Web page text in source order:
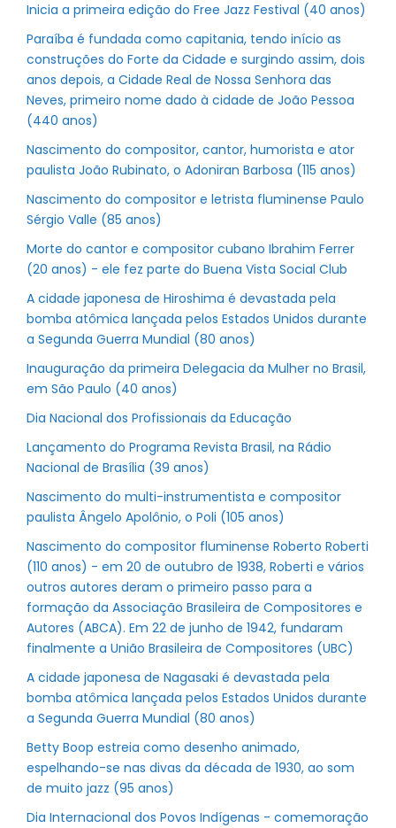
Inicia a primeira edição do Free Jazz Festival (40 anos)
Paraíba é fundada como capitania, tendo início as
construções do Forte da Cidade e surgindo assim, dois
anos depois, a Cidade Real de Nossa Senhora das
Neves, primeiro nome dado à cidade de João Pessoa
(440 anos)
Nascimento do compositor, cantor, humorista e ator
paulista João Rubinato, o Adoniran Barbosa (115 anos)
Nascimento do compositor e letrista fluminense Paulo
Sérgio Valle (85 anos)
Morte do cantor e compositor cubano Ibrahim Ferrer
(20 anos) - ele fez parte do Buena Vista Social Club
A cidade japonesa de Hiroshima é devastada pela
bomba atômica lançada pelos Estados Unidos durante
a Segunda Guerra Mundial (80 anos)
Inauguração da primeira Delegacia da Mulher no Brasil,
em São Paulo (40 anos)
Dia Nacional dos Profissionais da Educação
Lançamento do Programa Revista Brasil, na Rádio
Nacional de Brasília (39 anos)
Nascimento do multi-instrumentista e compositor
paulista Ângelo Apolônio, o Poli (105 anos)
Nascimento do compositor fluminense Roberto Roberti
(110 anos) - em 20 de outubro de 1938, Roberti e vários
outros autores deram o primeiro passo para a
formação da Associação Brasileira de Compositores e
Autores (ABCA). Em 22 de junho de 1942, fundaram
finalmente a União Brasileira de Compositores (UBC)
A cidade japonesa de Nagasaki é devastada pela
bomba atômica lançada pelos Estados Unidos durante
a Segunda Guerra Mundial (80 anos)
Betty Boop estreia como desenho animado,
espelhando-se nas divas da década de 1930, ao som
de muito jazz (95 anos)
Dia Internacional dos Povos Indígenas - comemoração